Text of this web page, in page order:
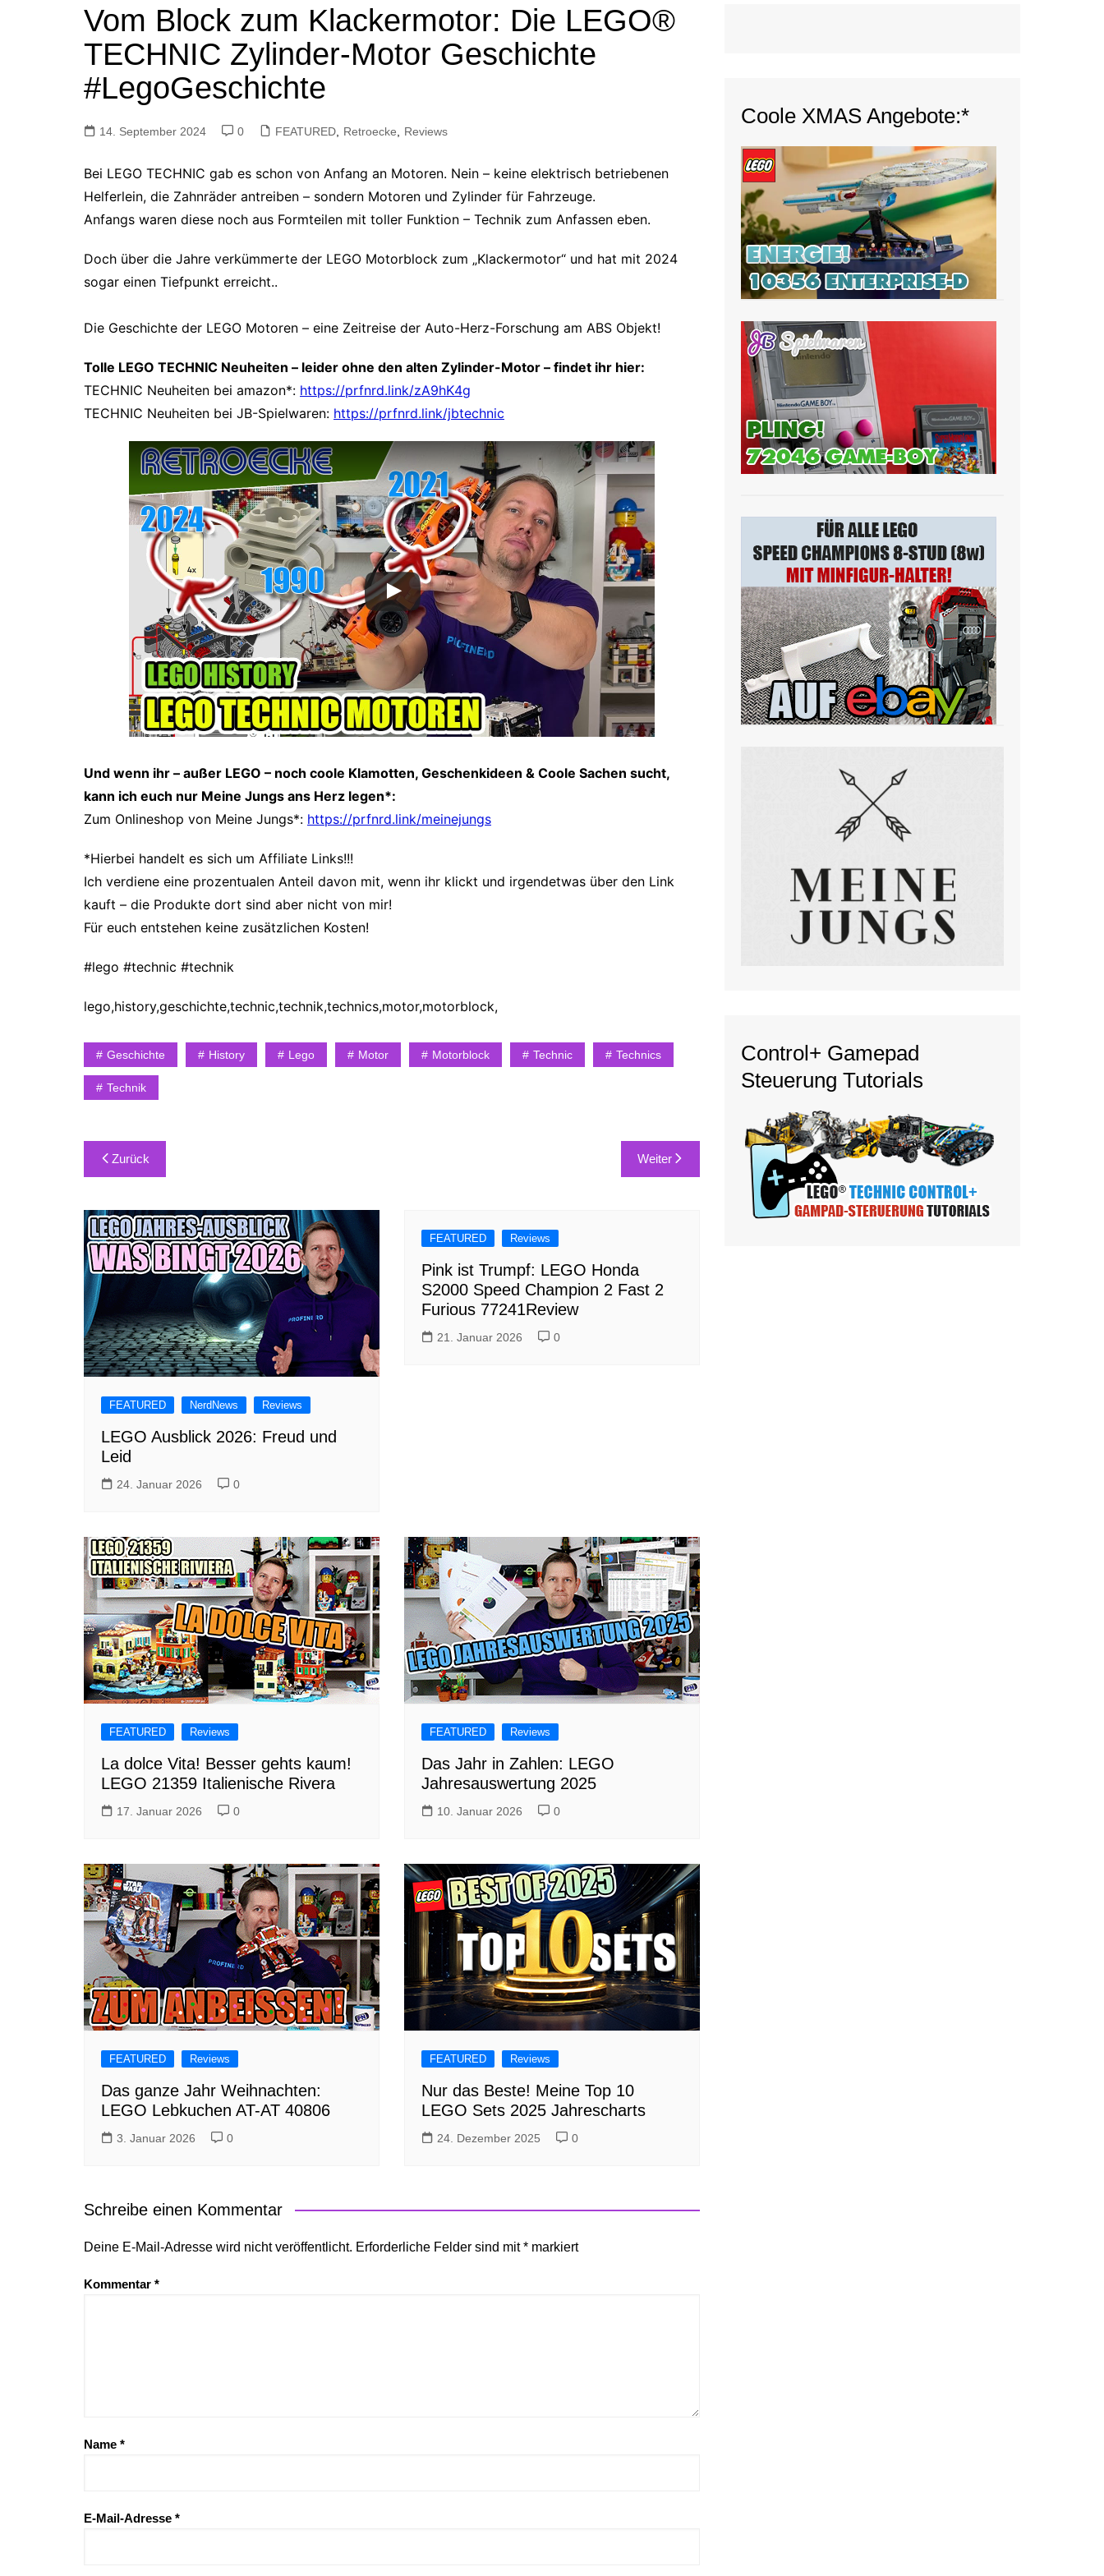
Tutorials
Projekte
Speedbuild
GAMEzeit
Retroecke
Building Bricks For
Happiness
Warenkorb
Vom Block zum Klackermotor: Die LEGO®
TECHNIC Zylinder-Motor Geschichte
#LegoGeschichte
14. September 2024 0 FEATURED Retroecke Reviews
Bei LEGO TECHNIC gab es schon von Anfang an Motoren. Nein – keine elektrisch betriebenen
Helferlein, die Zahnräder antreiben – sondern Motoren und Zylinder für Fahrzeuge.
Anfangs waren diese noch aus Formteilen mit toller Funktion – Technik zum Anfassen eben.
Doch über die Jahre verkümmerte der LEGO Motorblock zum „Klackermotor“ und hat mit 2024
sogar einen Tiefpunkt erreicht..
Die Geschichte der LEGO Motoren – eine Zeitreise der Auto-Herz-Forschung am ABS Objekt!
Tolle LEGO TECHNIC Neuheiten – leider ohne den alten Zylinder-Motor – findet ihr hier:
TECHNIC Neuheiten bei amazon*: https://prfnrd.link/zA9hK4g
TECHNIC Neuheiten bei JB-Spielwaren: https://prfnrd.link/jbtechnic
Und wenn ihr – außer LEGO – noch coole Klamotten, Geschenkideen & Coole Sachen sucht,
kann ich euch nur Meine Jungs ans Herz legen*:
Zum Onlineshop von Meine Jungs*: https://prfnrd.link/meinejungs
*Hierbei handelt es sich um Affiliate Links!!!
Ich verdiene eine prozentualen Anteil davon mit, wenn ihr klickt und irgendetwas über den Link
kauft – die Produkte dort sind aber nicht von mir!
Für euch entstehen keine zusätzlichen Kosten!
#lego #technic #technik
lego,history,geschichte,technic,technik,technics,motor,motorblock,
Geschichte History Lego Motor Motorblock Technic Technics
Technik
Beitragsnavigation
Zurück Weiter
FEATURED NerdNews Reviews
LEGO Ausblick 2026: Freud und
Leid
24. Januar 2026 0
FEATURED Reviews
Pink ist Trumpf: LEGO Honda
S2000 Speed Champion 2 Fast 2
Furious 77241Review
21. Januar 2026 0
FEATURED Reviews
La dolce Vita! Besser gehts kaum!
LEGO 21359 Italienische Rivera
17. Januar 2026 0
FEATURED Reviews
Das Jahr in Zahlen: LEGO
Jahresauswertung 2025
10. Januar 2026 0
FEATURED Reviews
Das ganze Jahr Weihnachten:
LEGO Lebkuchen AT-AT 40806
3. Januar 2026 0
FEATURED Reviews
Nur das Beste! Meine Top 10
LEGO Sets 2025 Jahrescharts
24. Dezember 2025 0
Schreibe einen Kommentar
Deine E-Mail-Adresse wird nicht veröffentlicht. Erforderliche Felder sind mit* markiert
Kommentar *
Name *
E-Mail-Adresse *
Coole XMAS Angebote:*
Control+ Gamepad
Steuerung Tutorials